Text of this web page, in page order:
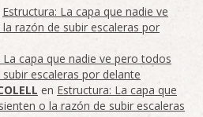
Estructura: La capa que nadie ve
razón de subir escaleras por
La capa que nadie ve pero todos
escaleras por delante
en Estructura: La capa que
o la razón de subir escaleras